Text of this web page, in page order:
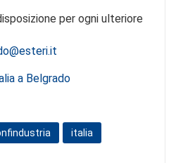
per ogni ulteriore
a Belgrado
italia